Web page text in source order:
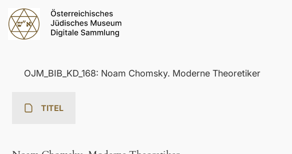
OJM_BIB_KD_168: Noam Chomsky. Moderne Theoretiker
TITEL